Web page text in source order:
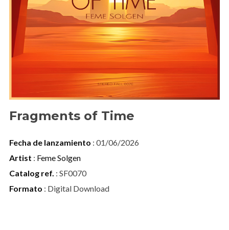
Fragments of Time
Fecha de lanzamiento : 01/06/2026
Artist : Feme Solgen
Catalog ref. : SF0070
Formato : Digital Download